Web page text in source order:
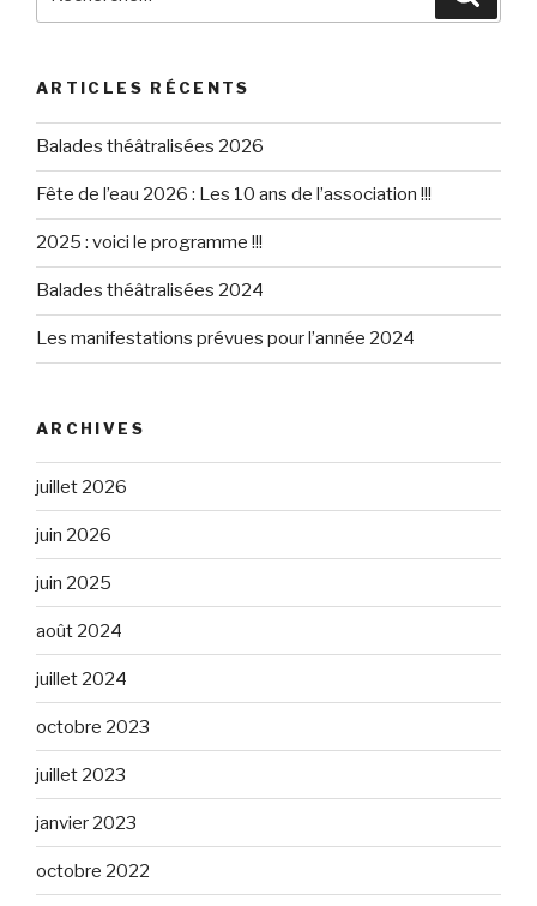
ARTICLES RÉCENTS
Balades théâtralisées 2026
Fête de l’eau 2026 : Les 10 ans de l’association !!!
2025 : voici le programme !!!
Balades théâtralisées 2024
Les manifestations prévues pour l’année 2024
ARCHIVES
juillet 2026
juin 2026
juin 2025
août 2024
juillet 2024
octobre 2023
juillet 2023
janvier 2023
octobre 2022